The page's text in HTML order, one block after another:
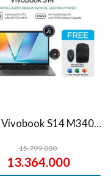
ASUS Vivobook S14 M3407HA Ryzen 7 260 1TB SSD 16GB WUXGA IPS Win11+OHS
15.799.000
13.364.000